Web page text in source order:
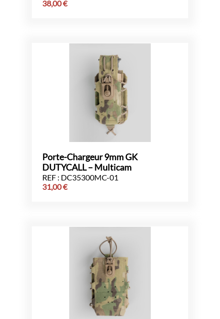
38,00€
Porte-Chargeur 9mm GK
DUTYCALL – Multicam
REF : DC35300MC-01
31,00€